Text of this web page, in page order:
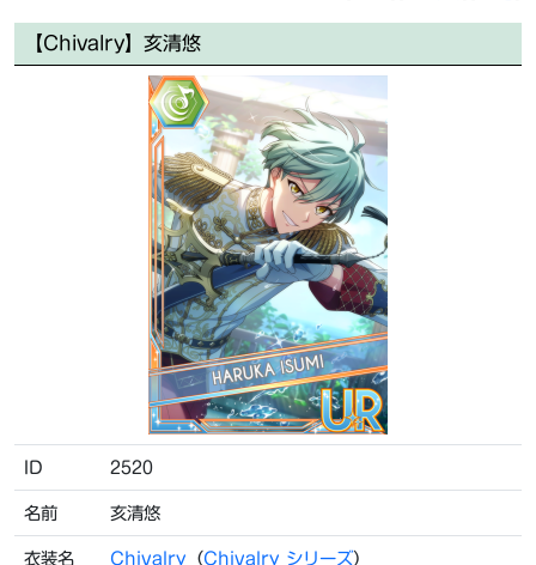
【Chivalry】亥清悠
ID 2520
名前 亥清悠
衣装名 Chivalry （Chivalry シリーズ）